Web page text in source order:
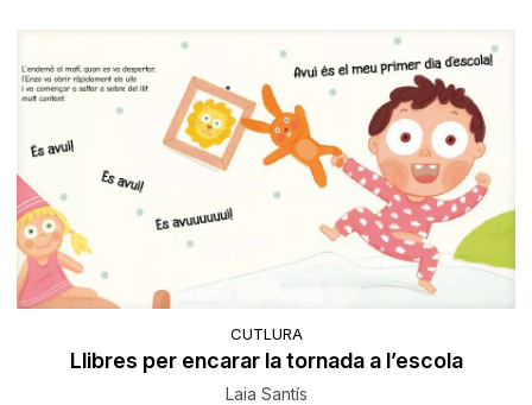
CUTLURA
Llibres per encarar la tornada a l’escola
Laia Santís